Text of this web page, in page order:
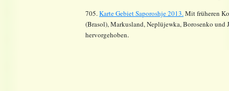
705.Karte Gebiet Saporoshje 2013.Mit früheren
(Brasol), Markusland, Neplüjewka, Borosenko
hervorgehoben.